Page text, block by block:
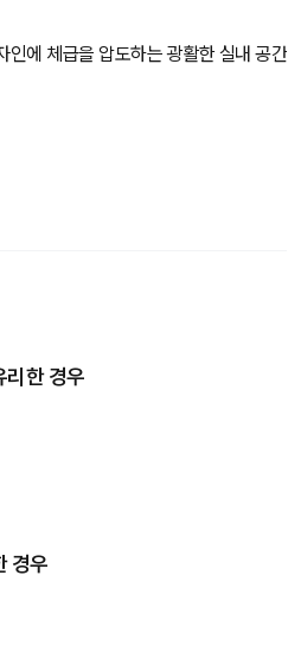
에 체급을 압도하는 광활한 실내 공간
한 경우
경우